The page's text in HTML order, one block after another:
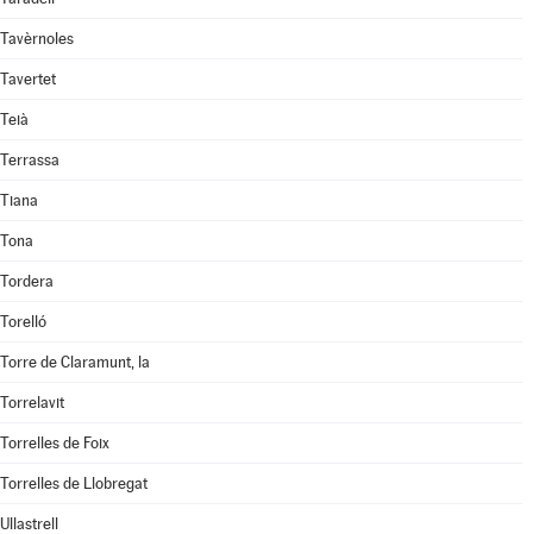
Tavèrnoles
Tavertet
Teià
Terrassa
Tiana
Tona
Tordera
Torelló
Torre de Claramunt, la
Torrelavit
Torrelles de Foix
Torrelles de Llobregat
Ullastrell